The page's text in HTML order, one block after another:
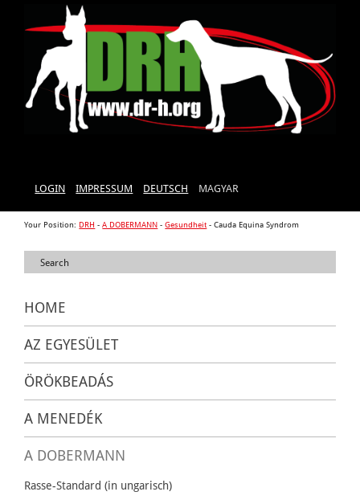
LOGIN IMPRESSUM DEUTSCH MAGYAR
Your Position: DRH -A DOBERMANN -Gesundheit-Cauda Equina Syndrom
HOME
AZ EGYESÜLET
ÖRÖKBEADÁS
A MENEDÉK
A DOBERMANN
Rasse-Standard (in ungarisch)